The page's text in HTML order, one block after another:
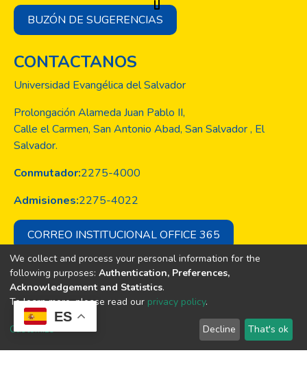
ES
BUZÓN DE SUGERENCIAS
CONTACTANOS
Universidad Evangélica del Salvador
Prolongación Alameda Juan Pablo II,
Calle el Carmen, San Antonio Abad, San Salvador , El
Salvador.
Conmutador:2275-4000
Admisiones:2275-4022
CORREO INSTITUCIONAL OFFICE 365
Copyright © Todos los derechos son
de la Universidad Evangélica de El
We collect and process your personal information for the
following purposes: Authentication, Preferences,
Acknowledgement and Statistics.
To learn more, please read our privacy policy.
Customize Decline That's ok